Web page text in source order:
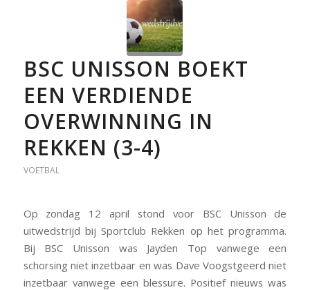
BSC UNISSON BOEKT
EEN VERDIENDE
OVERWINNING IN
REKKEN (3-4)
VOETBAL
Op zondag 12 april stond voor BSC Unisson de
uitwedstrijd bij Sportclub Rekken op het programma.
Bij BSC Unisson was Jayden Top vanwege een
schorsing niet inzetbaar en was Dave Voogstgeerd niet
inzetbaar vanwege een blessure. Positief nieuws was